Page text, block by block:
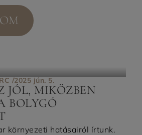
/2025 jún. 5.
JÓL, MIKÖZBEN
BOLYGÓ
környezeti hatásairól írtunk.